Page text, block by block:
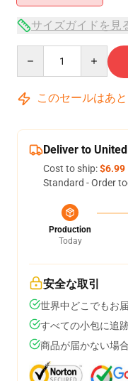
サイズガイドを見
このセールはあと
Deliver to
Cost to ship:$6.99
Standard - Order
Production
Today
安全な取引
世界中どこでもお
すべての小包に追
商品が届かない場